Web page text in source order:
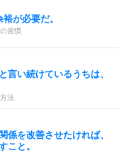
が必要だ。
習慣
言い続けているうちは、
法
係を改善させたければ、
こと。